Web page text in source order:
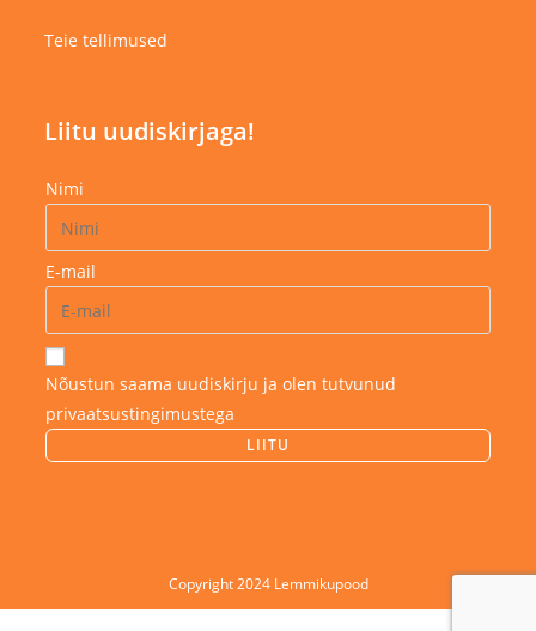
Teie tellimused
Liitu uudiskirjaga!
Nimi
E-mail
Nõustun saama uudiskirju ja olen tutvunud
privaatsustingimustega
Copyright 2024 Lemmikupood